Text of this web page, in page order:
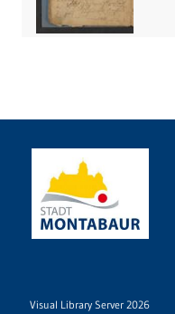
Visual Library Server 2026